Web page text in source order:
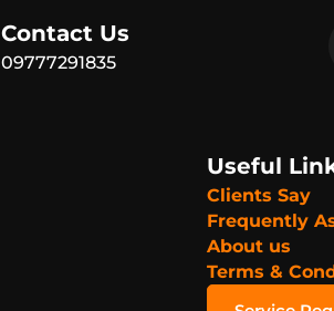
Contact Us
09777291835
Useful
Clients Say
Frequently
About us
Terms &